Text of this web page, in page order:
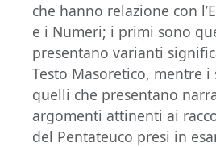
che hanno relazione con
e i Numeri; i primi sono
presentano varianti
Testo Masoretico, mentre i
quelli che presentano
argomenti attinenti ai
del Pentateuco presi in